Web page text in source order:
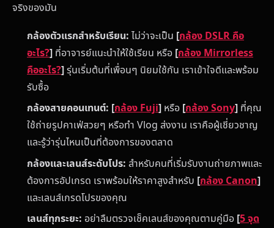
จริงของมัน
กล้องตัวแรกสำหรับเรียน: ไม่ว่าจะเป็น [กล้อง DSLR คือ
อะไร?] ที่อาจารย์แนะนำให้ใช้เรียน หรือ [กล้อง Mirrorless
คืออะไร?]รุ่นเริ่มต้นที่เพื่อนๆ นิยมใช้กัน เราเข้าใจดีและพร้อม
รับซื้อ
กล้องสายคอนเทนต์: [กล้อง Fuji] หรือ [กล้อง Sony] ที่คุณ
ใช้ถ่ายรูปคาเฟ่สวยๆ หรือทำ Vlog ส่งงาน เราคือผู้เชี่ยวชาญ
และรู้ว่ารุ่นไหนเป็นที่ต้องการของตลาด
กล้องและเลนส์ระดับโปร: สำหรับคนที่เริ่มรับงานถ่ายภาพและ
ต้องการอัปเกรด เราพร้อมให้ราคาสูงสำหรับ [กล้อง Canon]
และเลนส์เกรดโปรของคุณ
เลนส์ทุกระยะ: อย่าลืมตรวจเช็คเลนส์ของคุณตามคู่มือ [5 จุด